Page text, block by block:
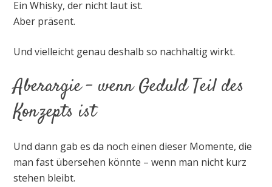
Ein Whisky, der nicht laut ist.
Aber präsent.
Und vielleicht genau deshalb so nachhaltig wirkt.
Aberargie – wenn Geduld Teil des
Konzepts ist
Und dann gab es da noch einen dieser Momente, die
man fast übersehen könnte – wenn man nicht kurz
stehen bleibt.